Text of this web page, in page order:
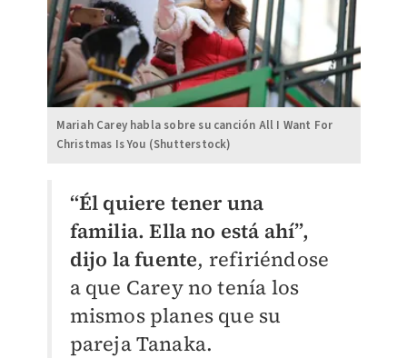
Mariah Carey habla sobre su canción All I Want For
Christmas Is You (Shutterstock)
“Él quiere tener una
familia. Ella no está ahí”,
dijo la fuente, refiriéndose
a que Carey no tenía los
mismos planes que su
pareja Tanaka.